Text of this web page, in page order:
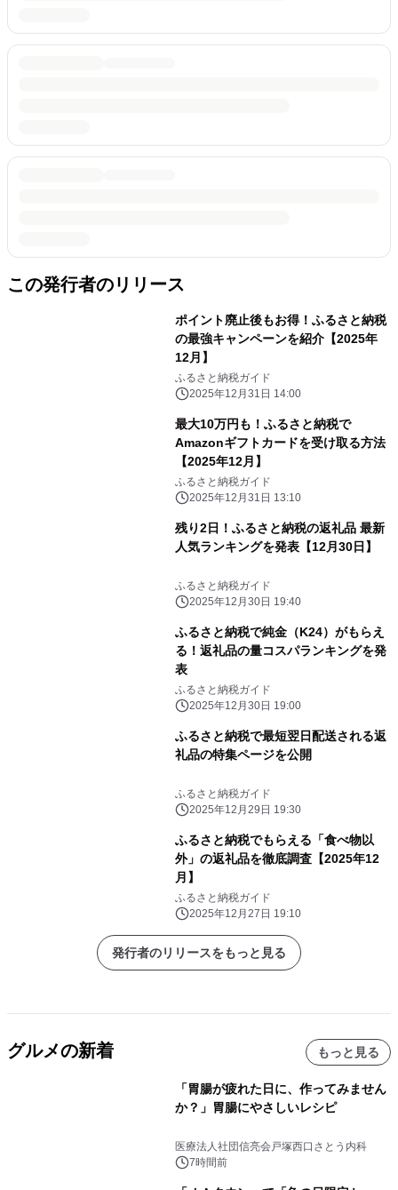
この発行者のリリース
ポイント廃止後もお得！ふるさと納税
の最強キャンペーンを紹介【2025年
12月】
ふるさと納税ガイド
2025年12月31日 14:00
最大10万円も！ふるさと納税で
Amazonギフトカードを受け取る方法
【2025年12月】
ふるさと納税ガイド
2025年12月31日 13:10
残り2日！ふるさと納税の返礼品 最新
人気ランキングを発表【12月30日】
ふるさと納税ガイド
2025年12月30日 19:40
ふるさと納税で純金（K24）がもらえ
る！返礼品の量コスパランキングを発
表
ふるさと納税ガイド
2025年12月30日 19:00
ふるさと納税で最短翌日配送される返
礼品の特集ページを公開
ふるさと納税ガイド
2025年12月29日 19:30
ふるさと納税でもらえる「食べ物以
外」の返礼品を徹底調査【2025年12
月】
ふるさと納税ガイド
2025年12月27日 19:10
発行者のリリースをもっと見る
グルメの新着 もっと見る
「胃腸が疲れた日に、作ってみません
か？」胃腸にやさしいレシピ
医療法人社団信亮会戸塚西口さとう内科
7時間前